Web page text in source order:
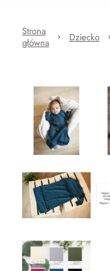
Strona
główna
Dziecko